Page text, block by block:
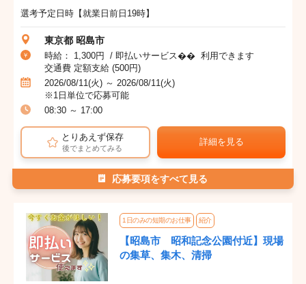
選考予定日時【就業日前日19時】
東京都 昭島市
時給： 1,300円 / 即払いサービス�� 利用できます
交通費 定額支給 (500円)
2026/08/11(火) ～ 2026/08/11(火)
※1日単位で応募可能
08:30 ～ 17:00
とりあえず保存
後でまとめてみる
詳細を見る
応募要項をすべて見る
1日のみの短期のお仕事 紹介
【昭島市 昭和記念公園付近】現場
の集草、集木、清掃